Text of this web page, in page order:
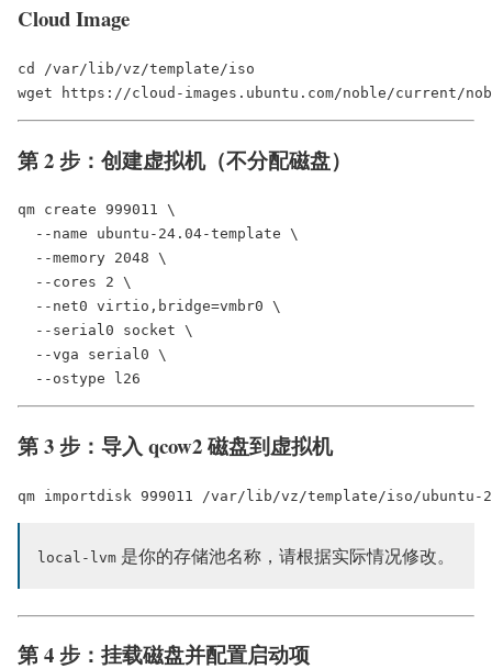
Cloud Image
cd /var/lib/vz/template/iso
第 2 步：创建虚拟机（不分配磁盘）
qm create 999011 \
  --name ubuntu-24.04-template \
  --memory 2048 \
  --cores 2 \
  --net0 virtio,bridge=vmbr0 \
  --serial0 socket \
  --vga serial0 \
第 3 步：导入 qcow2 磁盘到虚拟机
local-lvm 是你的存储池名称，请根据实际情况修改。
第 4 步：挂载磁盘并配置启动项